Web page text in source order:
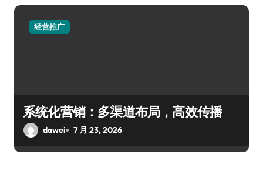
经营推广
系统化营销：多渠道布局，高效传播
dawei 7 月 23, 2026